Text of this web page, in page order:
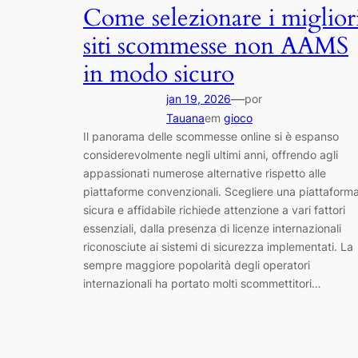
Come selezionare i
siti scommesse non AAMS
in modo sicuro
jan 19, 2026—por
Tauanaem gioco
Il panorama delle scommesse online si è espanso
considerevolmente negli ultimi anni, offrendo agli
appassionati numerose alternative rispetto alle
piattaforme convenzionali. Scegliere una
sicura e affidabile richiede attenzione a vari fattori
essenziali, dalla presenza di licenze internazionali
riconosciute ai sistemi di sicurezza implementati. La
sempre maggiore popolarità degli operatori
internazionali ha portato molti scommettitori…